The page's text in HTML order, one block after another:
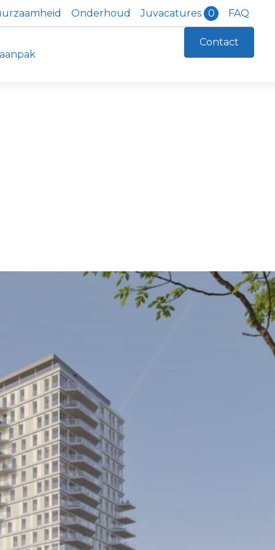
Onderhoud Juvacatures 0 FAQ
Contact